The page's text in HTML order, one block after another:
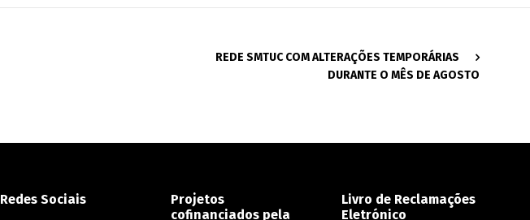
REDE SMTUC COM ALTERAÇÕES TEMPORÁRIAS
DURANTE O MÊS DE AGOSTO
Redes Sociais
Projetos
cofinanciados pela
Livro de Reclamações
Eletrónico